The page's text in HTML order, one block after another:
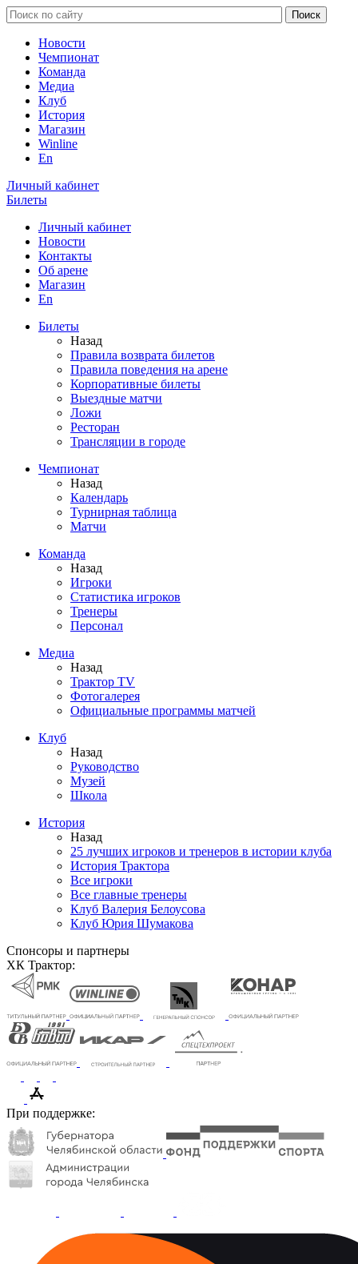
Новости
Чемпионат
Команда
Медиа
Клуб
История
Магазин
Winline
En
Личный кабинет
Билеты
Личный кабинет
Новости
Контакты
Об арене
Магазин
En
Билеты
Назад
Правила возврата билетов
Правила поведения на арене
Корпоративные билеты
Выездные матчи
Ложи
Ресторан
Трансляции в городе
Чемпионат
Назад
Календарь
Турнирная таблица
Матчи
Команда
Назад
Игроки
Статистика игроков
Тренеры
Персонал
Медиа
Назад
Трактор TV
Фотогалерея
Официальные программы матчей
Клуб
Назад
Руководство
Музей
Школа
История
Назад
25 лучших игроков и тренеров в истории клуба
История Трактора
Все игроки
Все главные тренеры
Клуб Валерия Белоусова
Клуб Юрия Шумакова
Спонсоры и партнеры
ХК Трактор:
При поддержке: